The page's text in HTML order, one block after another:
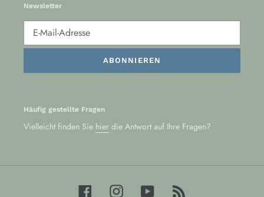
Newsletter
ABONNIEREN
Häufig gestellte Fragen
Vielleicht finden Sie hier die Antwort auf Ihre Fragen?
FacebookInstagramYouTube